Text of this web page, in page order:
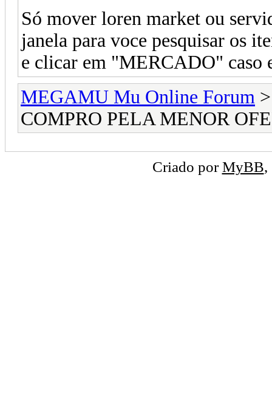
Só mover loren market ou
janela para voce pesquisar os
e clicar em "MERCADO" caso
MEGAMU Mu Online Forum
COMPRO PELA MENOR
Criado porMyBB,